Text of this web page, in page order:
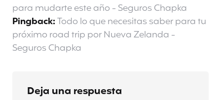
para mudarte este año - Seguros Chapka
Pingback:Todo lo que necesitas saber para tu
próximo road trip por Nueva Zelanda -
Seguros Chapka
Deja una respuesta